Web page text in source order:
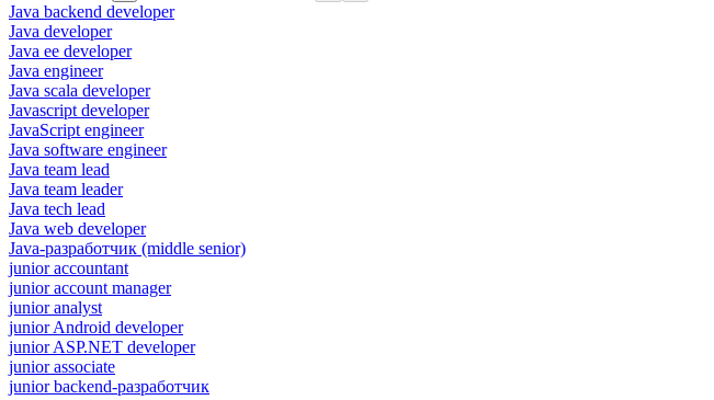
Java backend developer
Java developer
Java ee developer
Java engineer
Java scala developer
Javascript developer
JavaScript engineer
Java software engineer
Java team lead
Java team leader
Java tech lead
Java web developer
Java-разработчик (middle senior)
junior accountant
junior account manager
junior analyst
junior Android developer
junior ASP.NET developer
junior associate
junior backend-разработчик